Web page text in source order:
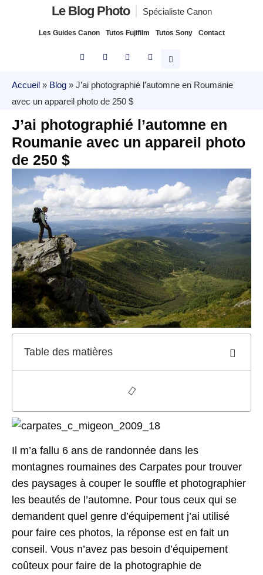
Le Blog Photo Spécialiste Canon
Les Guides Canon Tutos Fujifilm Tutos Sony Contact
Accueil » Blog » J’ai photographié l’automne en Roumanie
avec un appareil photo de 250 $
J’ai photographié l’automne en
Roumanie avec un appareil photo
de 250 $
Table des matières
Il m’a fallu 6 ans de randonnée dans les
montagnes roumaines des Carpates pour trouver
des paysages à couper le souffle et photographier
les beautés de l’automne. Pour tous ceux qui se
demandent quel genre d’équipement j’ai utilisé
pour faire ces photos, la réponse est en fait un
conseil. Vous n’avez pas besoin d’équipement
coûteux pour faire de la photographie de